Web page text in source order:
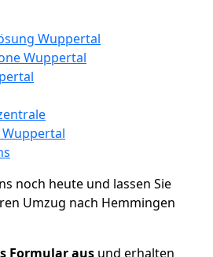
Wuppertal
Wuppertal
noch heute und lassen Sie
Umzug nach Hemmingen
Formular aus und erhalten